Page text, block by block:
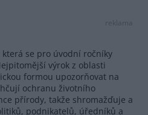
reklama
se pro úvodní ročníky
výrok z oblasti
formou upozorňovat na
ochranu životního
přírody, takže shromažďuje a
podnikatelů, úředníků a